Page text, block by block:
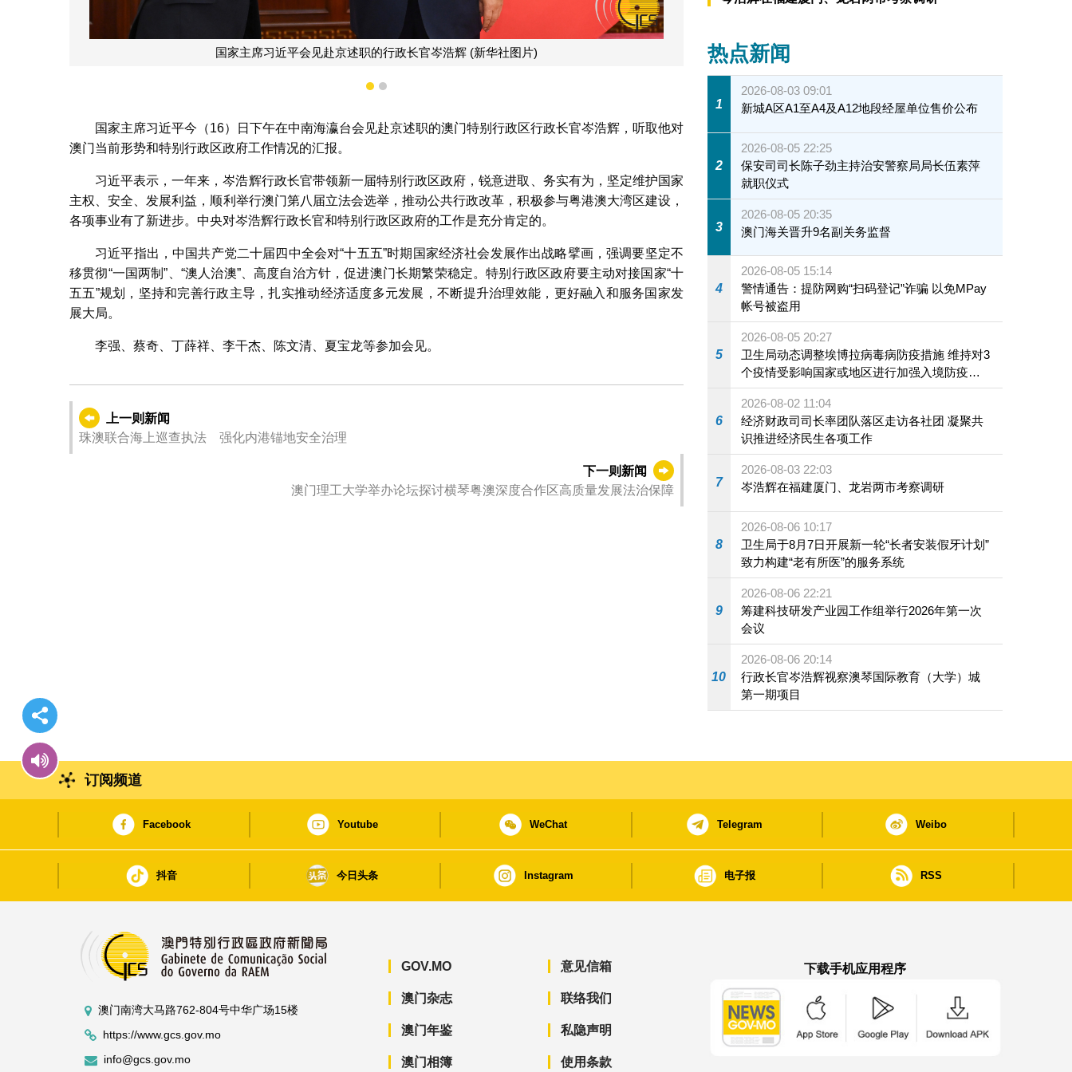
国家主席习近平会见赴京述职的行政长官岑浩辉 (新华社图片)
1 2
国家主席习近平今（16）日下午在中南海瀛台会见赴京述职的澳门特别行政区行政长官岑浩辉，听取他对
澳门当前形势和特别行政区政府工作情况的汇报。
习近平表示，一年来，岑浩辉行政长官带领新一届特别行政区政府，锐意进取、务实有为，坚定维护国家
主权、安全、发展利益，顺利举行澳门第八届立法会选举，推动公共行政改革，积极参与粤港澳大湾区建设，
各项事业有了新进步。中央对岑浩辉行政长官和特别行政区政府的工作是充分肯定的。
习近平指出，中国共产党二十届四中全会对“十五五”时期国家经济社会发展作出战略擘画，强调要坚定不
移贯彻“一国两制”、“澳人治澳”、高度自治方针，促进澳门长期繁荣稳定。特别行政区政府要主动对接国家“十
五五”规划，坚持和完善行政主导，扎实推动经济适度多元发展，不断提升治理效能，更好融入和服务国家发
展大局。
李强、蔡奇、丁薛祥、李干杰、陈文清、夏宝龙等参加会见。
上一则新闻
珠澳联合海上巡查执法 强化内港锚地安全治理
下一则新闻
澳门理工大学举办论坛探讨横琴粤澳深度合作区高质量发展法治保障
热点新闻
1
2026-08-03 09:01
新城A区A1至A4及A12地段经屋单位售价公布
2
2026-08-05 22:25
保安司司长陈子劲主持治安警察局局长伍素萍
就职仪式
3
2026-08-05 20:35
澳门海关晋升9名副关务监督
4
2026-08-05 15:14
警情通告：提防网购“扫码登记”诈骗 以免MPay
帐号被盗用
5
2026-08-05 20:27
卫生局动态调整埃博拉病毒病防疫措施 维持对3
个疫情受影响国家或地区进行加强入境防疫措
施
6
2026-08-02 11:04
经济财政司司长率团队落区走访各社团 凝聚共
识推进经济民生各项工作
7
2026-08-03 22:03
岑浩辉在福建厦门、龙岩两市考察调研
8
2026-08-06 10:17
卫生局于8月7日开展新一轮“长者安装假牙计划”
致力构建“老有所医”的服务系统
9
2026-08-06 22:21
筹建科技研发产业园工作组举行2026年第一次
会议
10
2026-08-06 20:14
行政长官岑浩辉视察澳琴国际教育（大学）城
第一期项目
订阅频道
Facebook Youtube WeChat Telegram Weibo
抖音 今日头条 Instagram 电子报 RSS
澳门南湾大马路762-804号中华广场15楼
https://www.gcs.gov.mo
info@gcs.gov.mo
GOV.MO
澳门杂志
澳门年鉴
澳门相簿
意见信箱
联络我们
私隐声明
使用条款
下载手机应用程序